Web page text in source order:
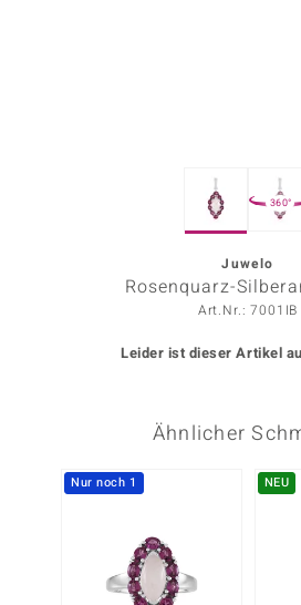
360°
Juwelo
Rosenquarz-
Art.Nr.: 7001IB
Leider ist dieser Artikel
Ähnlicher
Nur noch 1 NEU